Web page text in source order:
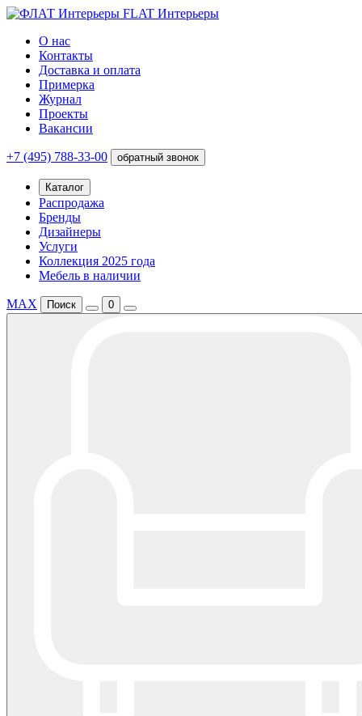
FLAT Интерьеры
О нас
Контакты
Доставка и оплата
Примерка
Журнал
Проекты
Вакансии
+7 (495) 788-33-00 обратный звонок
Каталог
Распродажа
Бренды
Дизайнеры
Услуги
Коллекция 2025 года
Мебель в наличии
MAX Поиск 0